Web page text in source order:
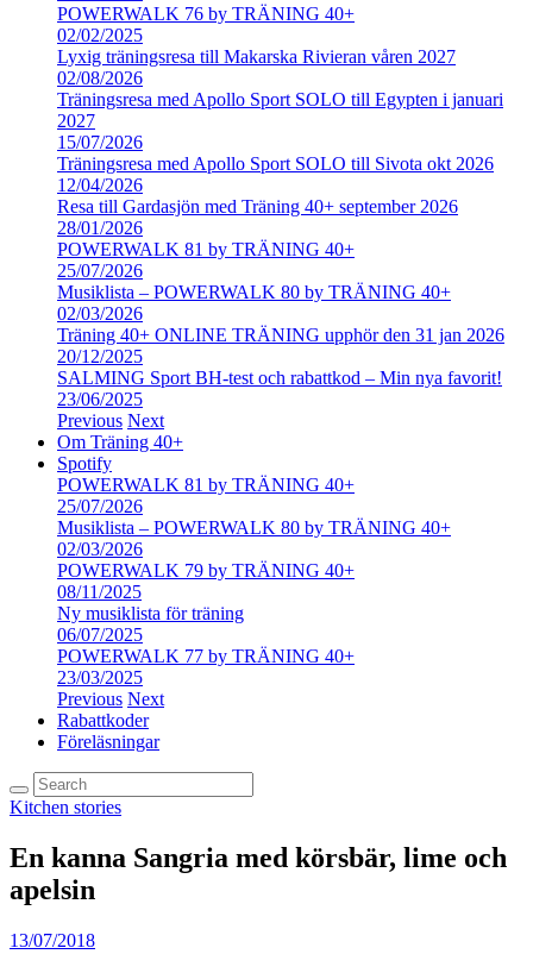
POWERWALK 76 by TRÄNING 40+
02/02/2025
Lyxig träningsresa till Makarska Rivieran våren 2027
02/08/2026
Träningsresa med Apollo Sport SOLO till Egypten i januari
2027
15/07/2026
Träningsresa med Apollo Sport SOLO till Sivota okt 2026
12/04/2026
Resa till Gardasjön med Träning 40+ september 2026
28/01/2026
POWERWALK 81 by TRÄNING 40+
25/07/2026
Musiklista – POWERWALK 80 by TRÄNING 40+
02/03/2026
Träning 40+ ONLINE TRÄNING upphör den 31 jan 2026
20/12/2025
SALMING Sport BH-test och rabattkod – Min nya favorit!
23/06/2025
Previous Next
Om Träning 40+
Spotify
POWERWALK 81 by TRÄNING 40+
25/07/2026
Musiklista – POWERWALK 80 by TRÄNING 40+
02/03/2026
POWERWALK 79 by TRÄNING 40+
08/11/2025
Ny musiklista för träning
06/07/2025
POWERWALK 77 by TRÄNING 40+
23/03/2025
Previous Next
Rabattkoder
Föreläsningar
Kitchen stories
En kanna Sangria med körsbär, lime och
apelsin
13/07/2018